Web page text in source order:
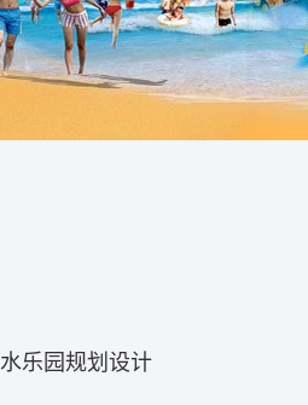
水乐园规划设计